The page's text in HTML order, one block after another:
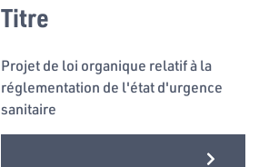
Titre
Projet de loi organique relatif à la
réglementation de l'état d'urgence
sanitaire